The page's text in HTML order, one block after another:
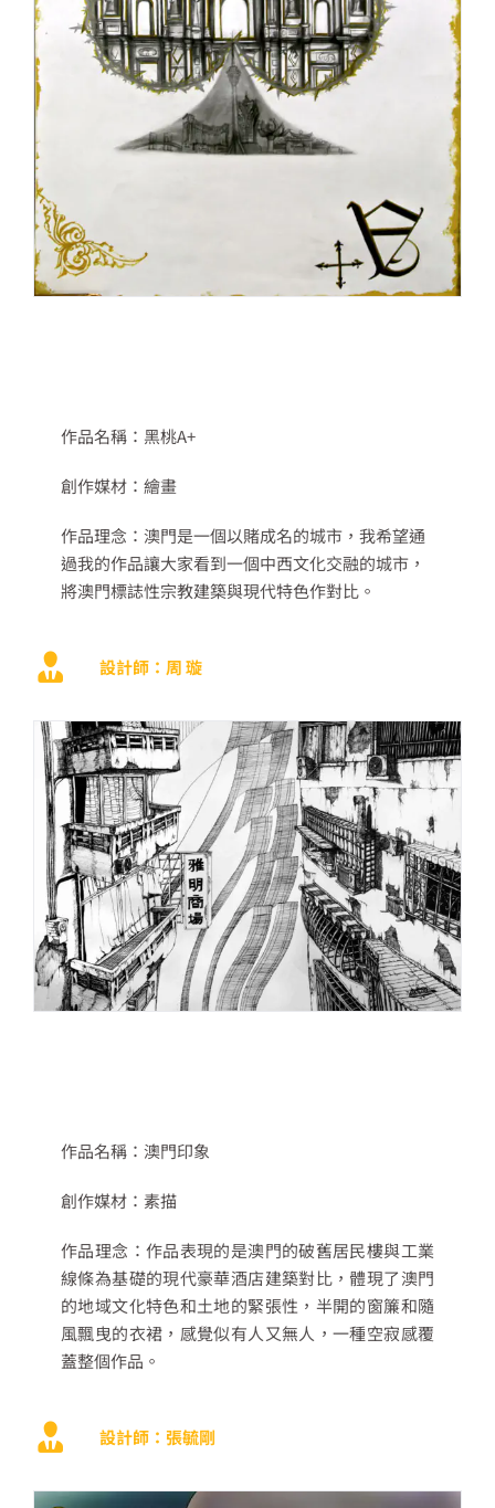
作品名稱：黑桃A+
創作媒材：繪畫
作品理念：澳門是一個以賭成名的城市，我希望通
過我的作品讓大家看到一個中西文化交融的城市，
將澳門標誌性宗教建築與現代特色作對比。
設計師：周 璇
作品名稱：澳門印象
創作媒材：素描
作品理念：作品表現的是澳門的破舊居民樓與工業
線條為基礎的現代豪華酒店建築對比，體現了澳門
的地域文化特色和土地的緊張性，半開的窗簾和隨
風飄曳的衣裙，感覺似有人又無人，一種空寂感覆
蓋整個作品。
設計師：張毓剛